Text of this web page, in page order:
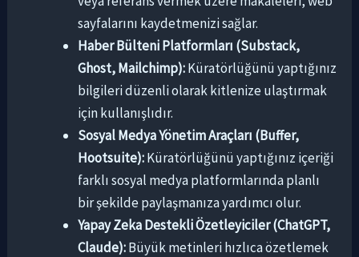
sayfalarını kaydetmenizi sağlar.
Haber Bülteni Platformları (Substack,
Ghost, Mailchimp):Küratörlüğünü yaptığınız
bilgileri düzenli olarak kitlenize ulaştırmak
için kullanışlıdır.
Sosyal Medya Yönetim Araçları (Buffer,
Hootsuite):Küratörlüğünü yaptığınız içeriği
farklı sosyal medya platformlarında planlı
bir şekilde paylaşmanıza yardımcı olur.
Yapay Zeka Destekli Özetleyiciler (ChatGPT,
Claude):Büyük metinleri hızlıca özetlemek